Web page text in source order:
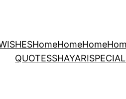
HomeHomeHome
QUOTESSHAYARI